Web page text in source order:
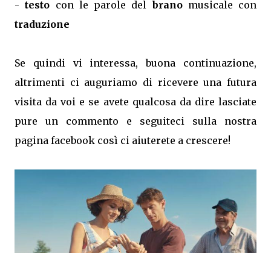
-testo con le parole delbranomusicale con
traduzione
Se quindi vi interessa, buona continuazione,
altrimenti ci auguriamo di ricevere una futura
visita da voi e se avete qualcosa da dire lasciate
pure un commento e seguiteci sulla nostra
pagina facebook così ci aiuterete a crescere!